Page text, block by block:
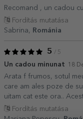
Recomand , un cadou
Fordítás mutatása
Sabrina,
Románia
5 / 5
Un cadou minunat 18
Arata f frumos, sotul
care am ales poze de
uitam cat este ora..
Fordítás mutatása